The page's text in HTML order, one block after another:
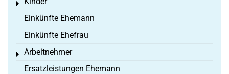
Toggle menu
Einkünfte Ehemann
Einkünfte Ehefrau
Arbeitnehmer
Toggle menu
Ersatzleistungen Ehemann